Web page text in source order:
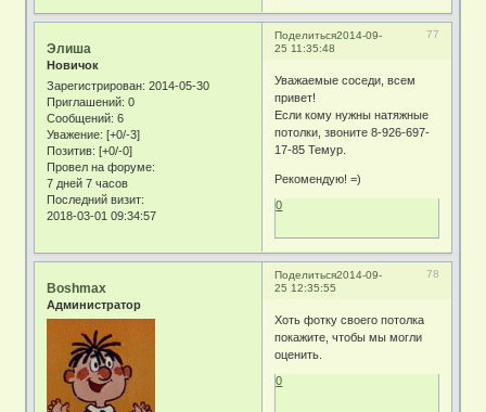
Поделиться 77
2014-09-
25 11:35:48
Элиша
Новичок
Зарегистрирован: 2014-05-30
Приглашений: 0
Сообщений: 6
Уважение: [+0/-3]
Позитив: [+0/-0]
Провел на форуме:
7 дней 7 часов
Последний визит:
2018-03-01 09:34:57
Уважаемые соседи, всем
привет!
Если кому нужны натяжные
потолки, звоните 8-926-697-
17-85 Темур.
Рекомендую! =)
0
Поделиться 78
2014-09-
25 12:35:55
Boshmax
Администратор
Хоть фотку своего потолка
покажите, чтобы мы могли
оценить.
0